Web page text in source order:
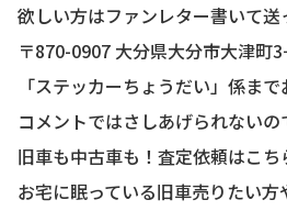
欲しい方はファンレター書いて送
〒870-0907 大分県大分市大津町
「ステッカーちょうだい」係まで
コメントではさしあげられないの
旧車も中古車も！査定依頼はこ
お宅に眠っている旧車売りたい